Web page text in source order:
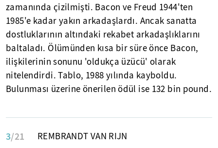
zamanında çizilmişti. Bacon ve Freud 1944'ten
1985'e kadar yakın arkadaşlardı. Ancak sanatta
dostluklarının altındaki rekabet arkadaşlıklarını
baltaladı. Ölümünden kısa bir süre önce Bacon,
ilişkilerinin sonunu 'oldukça üzücü' olarak
nitelendirdi. Tablo, 1988 yılında kayboldu.
Bulunması üzerine önerilen ödül ise 132 bin pound.
3/21 REMBRANDT VAN RIJN